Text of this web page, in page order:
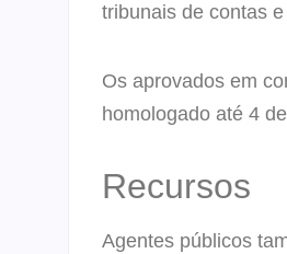
tribunais de contas
Os aprovados em
homologado até 4
Recursos
Agentes públicos